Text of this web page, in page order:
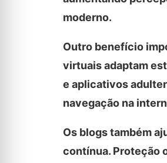
moderno.
Outro benefício
virtuais adaptam
e aplicativos
navegação na
Os blogs também
contínua. Proteção